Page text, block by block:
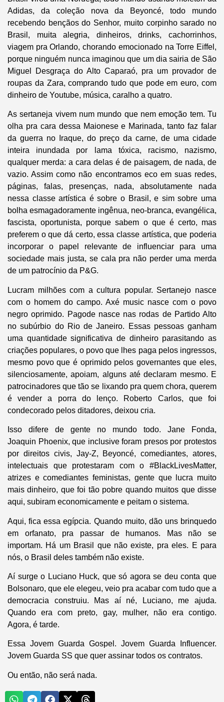
Adidas, da coleção nova da Beyoncé, todo mundo
recebendo bençãos do Senhor, muito corpinho sarado no
Brasil, muita alegria, dinheiros, drinks, cachorrinhos,
viagem pra Orlando, chorando emocionado na Torre Eiffel,
porque ninguém nunca imaginou que um dia sairia de São
Miguel Desgraça do Alto Caparaó, pra um provador de
roupas da Zara, comprando tudo que pode em euro, com
dinheiro de Youtube, música, caralho a quatro.
As sertaneja vivem num mundo que nem emoção tem. Tu
olha pra cara dessa Maionese e Marinada, tanto faz falar
da guerra no Iraque, do preço da carne, de uma cidade
inteira inundada por lama tóxica, racismo, nazismo,
qualquer merda: a cara delas é de paisagem, de nada, de
vazio. Assim como não encontramos eco em suas redes,
páginas, falas, presenças, nada, absolutamente nada
nessa classe artística é sobre o Brasil, e sim sobre uma
bolha esmagadoramente ingênua, neo-branca, evangélica,
fascista, oportunista, porque sabem o que é certo, mas
preferem o que dá certo, essa classe artística, que poderia
incorporar o papel relevante de influenciar para uma
sociedade mais justa, se cala pra não perder uma merda
de um patrocínio da P&G.
Lucram milhões com a cultura popular. Sertanejo nasce
com o homem do campo. Axé music nasce com o povo
negro oprimido. Pagode nasce nas rodas de Partido Alto
no subúrbio do Rio de Janeiro. Essas pessoas ganham
uma quantidade significativa de dinheiro parasitando as
criações populares, o povo que lhes paga pelos ingressos,
mesmo povo que é oprimido pelos governantes que eles,
silenciosamente, apoiam, alguns até declaram mesmo. E
patrocinadores que tão se lixando pra quem chora, querem
é vender a porra do lenço. Roberto Carlos, que foi
condecorado pelos ditadores, deixou cria.
Isso difere de gente no mundo todo. Jane Fonda,
Joaquin Phoenix, que inclusive foram presos por protestos
por direitos civis, Jay-Z, Beyoncé, comediantes, atores,
intelectuais que protestaram com o #BlackLivesMatter,
atrizes e comediantes feministas, gente que lucra muito
mais dinheiro, que foi tão pobre quando muitos que disse
aqui, subiram economicamente e peitam o sistema.
Aqui, fica essa egípcia. Quando muito, dão uns brinquedo
em orfanato, pra passar de humanos. Mas não se
importam. Há um Brasil que não existe, pra eles. E para
nós, o Brasil deles também não existe.
Aí surge o Luciano Huck, que só agora se deu conta que
Bolsonaro, que ele elegeu, veio pra acabar com tudo que a
democracia construiu. Mas aí né, Luciano, me ajuda.
Quando era com preto, gay, mulher, não era contigo.
Agora, é tarde.
Essa Jovem Guarda Gospel. Jovem Guarda Influencer.
Jovem Guarda SS que quer assinar todos os contratos.
Ou então, não será nada.